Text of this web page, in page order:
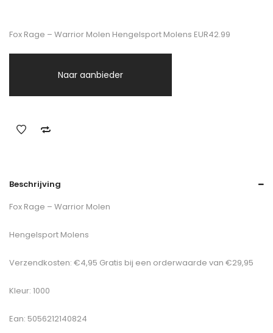
Fox Rage – Warrior Molen Hengelsport Molens EUR42.99
Naar aanbieder
Beschrijving
Fox Rage – Warrior Molen
Hengelsport Molens
Verzendkosten: €4,95 Gratis bij een orderwaarde van €29,95
Kleur: 1000
Ean: 5056212140824